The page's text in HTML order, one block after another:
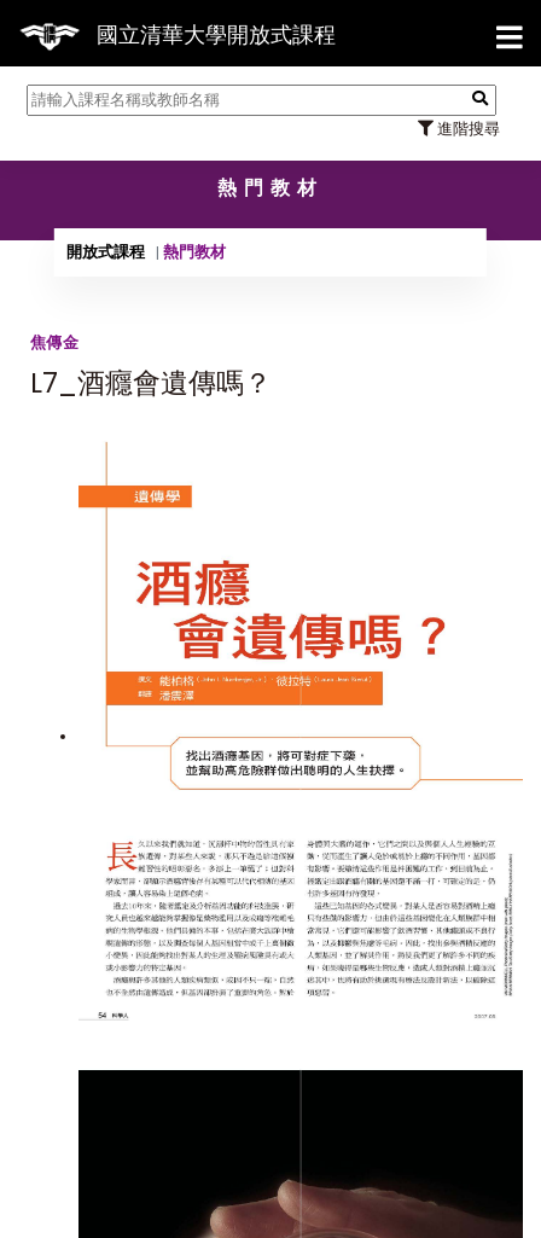
國立清華大學開放式課程
進階搜尋
【
熱門教材
開放式課程 熱門教材
焦傳金
L7_酒癮會遺傳嗎？